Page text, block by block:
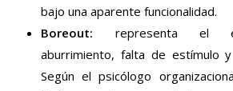
bajo una aparente funcionalidad.
Boreout: representa el
aburrimiento, falta de estímulo
Según el psicólogo